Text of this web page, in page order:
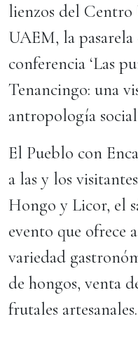
lienzos del
UAEM, la
conferencia ‘Las
Tenancingo: una
antropología
El Pueblo con
a las y los
Hongo y Licor, el
evento que ofrece
variedad
de hongos, venta
frutales artesanales.